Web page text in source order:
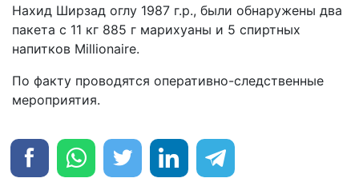
Нахид Ширзад оглу 1987 г.р., были обнаружены два
пакета с 11 кг 885 г марихуаны и 5 спиртных
напитков Millionaire.
По факту проводятся оперативно-следственные
мероприятия.